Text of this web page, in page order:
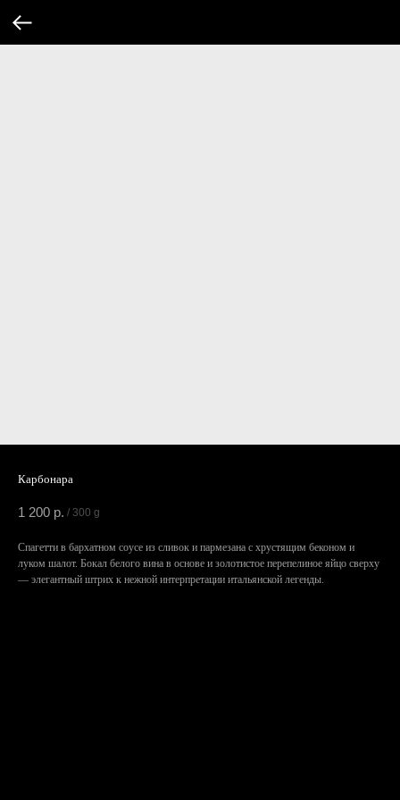
Карбонара
1 200 р. / 300 g
Спагетти в бархатном соусе из сливок и пармезана с хрустящим беконом и
луком шалот. Бокал белого вина в основе и золотистое перепелиное яйцо сверху
— элегантный штрих к нежной интерпретации итальянской легенды.